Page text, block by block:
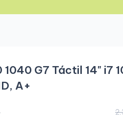
G7 Táctil 14" i7
A+